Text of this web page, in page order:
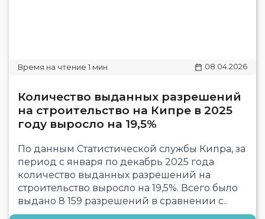
08.04.2026
Количество выданных разрешений
на строительство на Кипре в 2025
году выросло на 19,5%
По данным Статистической службы Кипра, за
период с января по декабрь 2025 года
количество выданных разрешений на
строительство выросло на 19,5%. Всего было
выдано 8 159 разрешений в сравнении с..